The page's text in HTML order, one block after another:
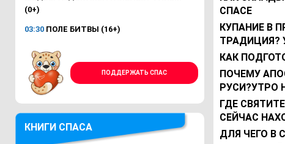
(0+)
03:30 ПОЛЕ БИТВЫ (16+)
ПОДДЕРЖАТЬ СПАС
КНИГИ СПАСА
СПАСЕ
КУПАНИЕ В
ТРАДИЦИЯ?
КАК
ПОЧЕМУ
РУСИ?УТРО
ГДЕ
СЕЙЧАС
ДЛЯ ЧЕГО В